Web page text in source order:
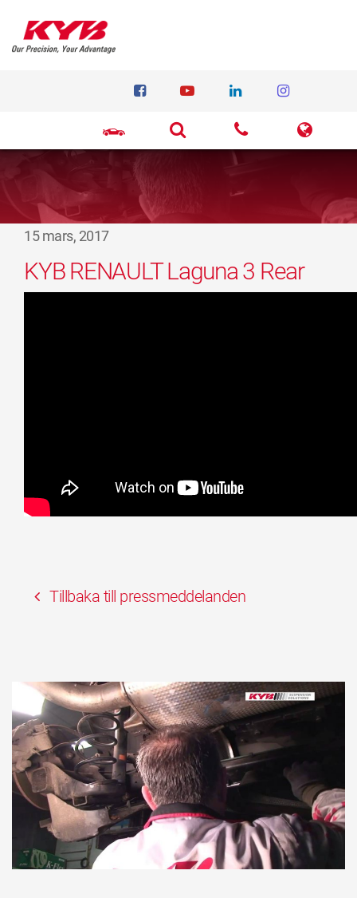
15 mars, 2017
KYB RENAULT Laguna 3 Rear
Tillbaka till pressmeddelanden